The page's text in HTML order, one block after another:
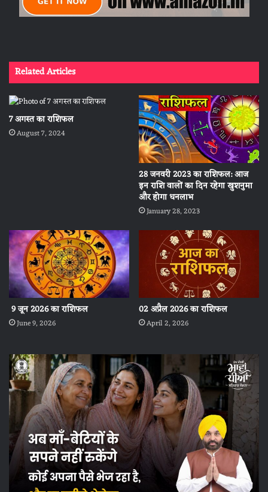
Related Articles
7 अगस्त का राशिफल
August 7, 2024
28 जनवरी 2023 का राशिफल: आज
इन राशि वालों का दिन रहेगा खुशनुमा
और होगा धनलाभ
January 28, 2023
9 जून 2026 का राशिफल
June 9, 2026
02 अप्रैल 2026 का राशिफल
April 2, 2026